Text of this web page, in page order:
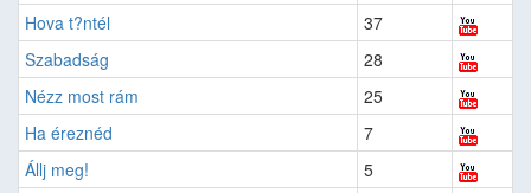
Hova t?ntél
37
Szabadság
28
Nézz most rám
25
Ha éreznéd
7
Állj meg!
5